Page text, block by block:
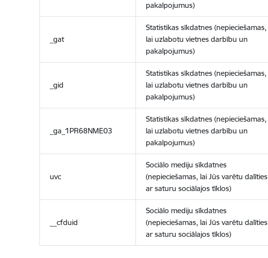
pakalpojumus)
_gat
Statistikas sīkdatnes (nepieciešamas,
lai uzlabotu vietnes darbību un
pakalpojumus)
_gid
Statistikas sīkdatnes (nepieciešamas,
lai uzlabotu vietnes darbību un
pakalpojumus)
_ga_1PR68NME03
Statistikas sīkdatnes (nepieciešamas,
lai uzlabotu vietnes darbību un
pakalpojumus)
uvc
Sociālo mediju sīkdatnes
(nepieciešamas, lai Jūs varētu dalīties
ar saturu sociālajos tīklos)
__cfduid
Sociālo mediju sīkdatnes
(nepieciešamas, lai Jūs varētu dalīties
ar saturu sociālajos tīklos)